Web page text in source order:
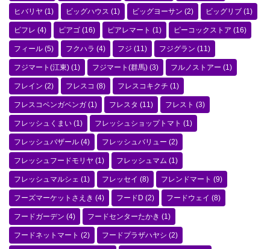
ヒバリヤ (1) ビッグハウス (1) ビッグヨーサン (2) ビッグリブ (1)
ビフレ (4) ピアゴ (16) ピアレマート (1) ピーコックストア (16)
フィール (5) フクハラ (4) フジ (11) フジグラン (11)
フジマート(江東) (1) フジマート(群馬) (3) フルノストアー (1)
フレイン (2) フレスコ (8) フレスコキクチ (1)
フレスコベンガベンガ (1) フレスタ (11) フレスト (3)
フレッシュくまい (1) フレッシュショップトマト (1)
フレッシュバザール (4) フレッシュバリュー (2)
フレッシュフードモリヤ (1) フレッシュマム (1)
フレッシュマルシェ (1) フレッセイ (8) フレンドマート (9)
フーズマーケットさえき (4) フードD (2) フードウェイ (8)
フードガーデン (4) フードセンターたかき (1)
フードネットマート (2) フードプラザハヤシ (2)